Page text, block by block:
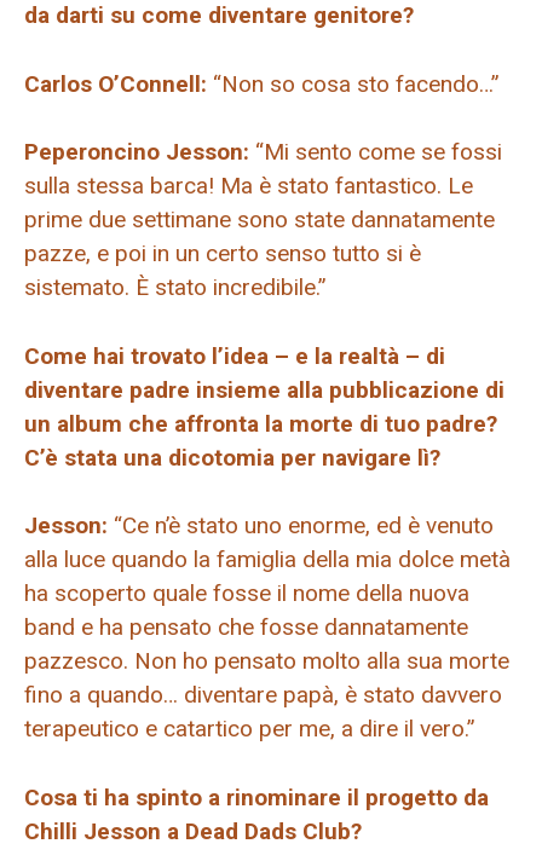
da darti su come diventare genitore?
Carlos O’Connell: “Non so cosa sto facendo…”
Peperoncino Jesson: “Mi sento come se fossi
sulla stessa barca! Ma è stato fantastico. Le
prime due settimane sono state dannatamente
pazze, e poi in un certo senso tutto si è
sistemato. È stato incredibile.”
Come hai trovato l’idea – e la realtà – di
diventare padre insieme alla pubblicazione di
un album che affronta la morte di tuo padre?
C’è stata una dicotomia per navigare lì?
Jesson: “Ce n’è stato uno enorme, ed è venuto
alla luce quando la famiglia della mia dolce metà
ha scoperto quale fosse il nome della nuova
band e ha pensato che fosse dannatamente
pazzesco. Non ho pensato molto alla sua morte
fino a quando… diventare papà, è stato davvero
terapeutico e catartico per me, a dire il vero.”
Cosa ti ha spinto a rinominare il progetto da
Chilli Jesson a Dead Dads Club?